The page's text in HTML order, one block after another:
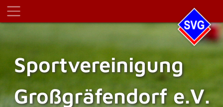
Sportvereinigung
Großgräfendorf e.V.